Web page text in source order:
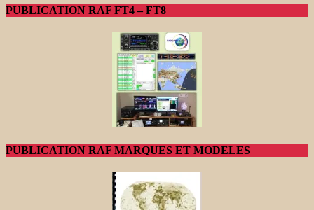
PUBLICATION RAF FT4 – FT8
PUBLICATION RAF MARQUES ET MODELES